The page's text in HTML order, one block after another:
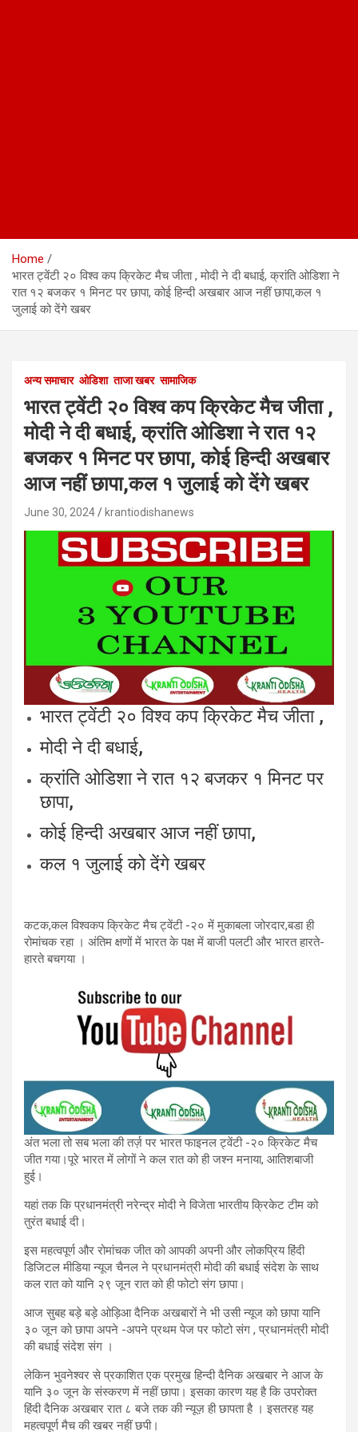
Home
भारत ट्वेंटी २० विश्व कप क्रिकेट मैच जीता , मोदी ने दी बधाई, क्रांति ओडिशा ने
रात १२ बजकर १ मिनट पर छापा, कोई हिन्दी अखबार आज नहीं छापा,कल १
जुलाई को देंगे खबर
अन्य समाचार ओडिशा ताजा खबर सामाजिक
भारत ट्वेंटी २० विश्व कप क्रिकेट मैच जीता ,
मोदी ने दी बधाई, क्रांति ओडिशा ने रात १२
बजकर १ मिनट पर छापा, कोई हिन्दी अखबार
आज नहीं छापा,कल १ जुलाई को देंगे खबर
June 30, 2024 krantiodishanews
भारत ट्वेंटी २० विश्व कप क्रिकेट मैच जीता ,
मोदी ने दी बधाई,
क्रांति ओडिशा ने रात १२ बजकर १ मिनट पर
छापा,
कोई हिन्दी अखबार आज नहीं छापा,
कल १ जुलाई को देंगे खबर
कटक,कल विश्वकप क्रिकेट मैच ट्वेंटी -२० में मुकाबला जोरदार,बडा ही
रोमांचक रहा । अंतिम क्षणों में भारत के पक्ष में बाजी पलटी और भारत हारते-
हारते बचगया ।
अंत भला तो सब भला की तर्ज़ पर भारत फाइनल ट्वेंटी -२० क्रिकेट मैच
जीत गया।पूरे भारत में लोगों ने कल रात को ही जश्न मनाया, आतिशबाजी
हुई।
यहां तक कि प्रधानमंत्री नरेन्द्र मोदी ने विजेता भारतीय क्रिकेट टीम को
तुरंत बधाई दी।
इस महत्वपूर्ण और रोमांचक जीत को आपकी अपनी और लोकप्रिय हिंदी
डिजिटल मीडिया न्यूज चैनल ने प्रधानमंत्री मोदी की बधाई संदेश के साथ
कल रात को यानि २९ जून रात को ही फोटो संग छापा।
आज सुबह बड़े बड़े ओड़िआ दैनिक अखबारों ने भी उसी न्यूज को छापा यानि
३० जून को छापा अपने -अपने प्रथम पेज पर फोटो संग , प्रधानमंत्री मोदी
की बधाई संदेश संग ।
लेकिन भुवनेश्वर से प्रकाशित एक प्रमुख हिन्दी दैनिक अखबार ने आज के
यानि ३० जून के संस्करण में नहीं छापा। इसका कारण यह है कि उपरोक्त
हिंदी दैनिक अखबार रात ८ बजे तक की न्यूज़ ही छापता है । इसतरह यह
महत्वपूर्ण मैच की खबर नहीं छपी।